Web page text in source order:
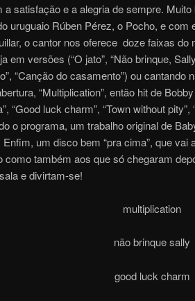
a satisfação e a alegria de sempre.
uruguaio Rúben Pérez, o Pocho, e com
o cantor nos oferece doze faixas do
em versões (“O jato”, “Não brinque,
“Canção do casamento”) ou cantando
“Multiplication”, então hit de
“Good luck charm”, “Town without
o programa, um trabalho original de
Enfim, um disco bem “pra cima”, que
como também aos que só chegaram
e divirtam-se!
multiplication
não brinque sally
good luck charm